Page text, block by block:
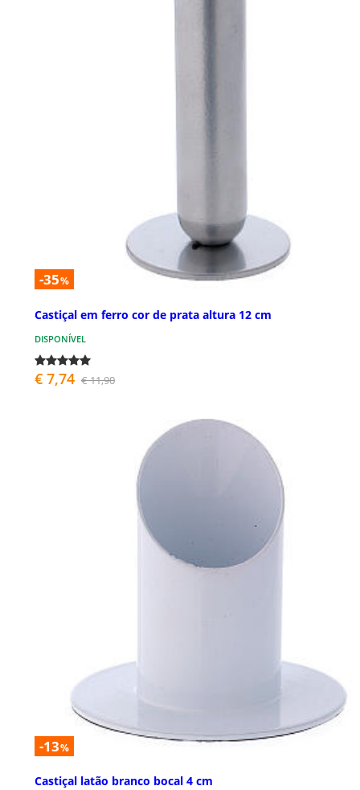
-35%
Castiçal em ferro cor de prata altura 12 cm
DISPONÍVEL
€ 7,74 € 11,90
-13%
Castiçal latão branco bocal 4 cm